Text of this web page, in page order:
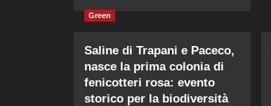
Green
Saline di Trapani e Paceco,
nasce la prima colonia di
fenicotteri rosa: evento
storico per la biodiversità